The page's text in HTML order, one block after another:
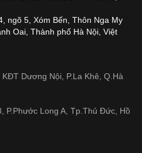
ngõ 5, Xóm Bến, Thôn Nga My
Oai, Thành phố Hà Nội, Việt
Dương Nội, P.La Khê, Q.Hà
P.Phước Long A, Tp.Thủ Đức, Hồ